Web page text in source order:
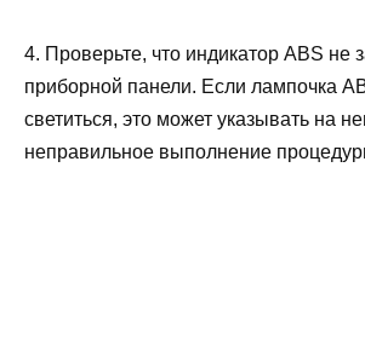
4. Проверьте, что индикатор ABS не
приборной панели. Если лампочка
светиться, это может указывать на
неправильное выполнение